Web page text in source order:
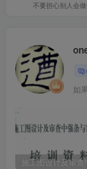
不要担心别人会